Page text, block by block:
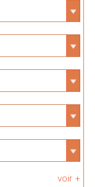
voir +